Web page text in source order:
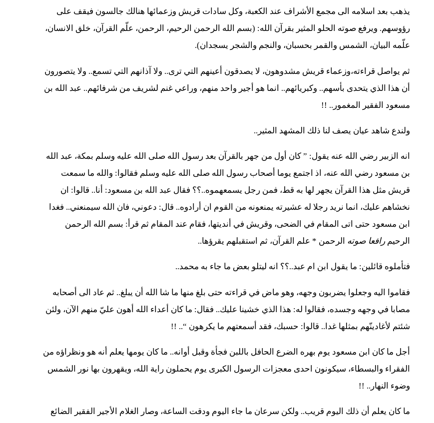
يذهب بعد اسلامه الى مجمع الأشراف عند الكعبة، وكل سادات قريش وزعمائها هنالك جالسون فيقف على
رؤوسهم. ويرفع صوته الحلو المثير بقرآن الله: (بسم الله الرحمن الرحيم، الرحمن، علّم القرآن، خلق الانسان،
علّمه البيان، الشمس والقمر بحسبان، والنجم والشجر يسجدان).
ثم يواصل قراءته،وزعماء قريش مشدوهون، لا يصدقون أعينهم التي ترى.. ولا آذانهم التي تسمع.. ولا يتصورون
أن هذا الذي يتحدى بأسهم.. وكبريائهم.. انما هو أجير واحد منهم، وراعي غنم لشريف من شرفائهم.. عبد الله بن
مسعود الفقير المغمور.. !!
ولندع شاهد عيان يصف لنا ذلك المشهد المثير..
انه الزبير رضي الله عنه يقول: ” كان أول من جهر بالقرآن بعد رسول الله صلى الله عليه وسلم بمكة، عبد الله
بن مسعود رضي الله عنه، اذ اجتمع يوما أصحاب رسول الله صلى الله عليه وسلم فقالوا: والله ما سمعت
قريش مثل هذا القرآن يجهر لها به قط، فمن رجل يسمعهموه..؟؟ فقال عبد الله بن مسعود: أنا.. قالوا: ان
نخشاهم عليك، انما نريد رجلا له عشيرته يمنعونه من القوم ان أرادوه.. قال: دعوني، فان الله سيمنعني.. فغدا
ابن مسعود حتى اتى المقام في الضحى، وقريش في أنديتها، فقام عند المقام ثم قرأ: بسم الله الرحمن
الرحيمرافعا صوته الرحمن * علم القرآن، ثم استقبلهم يقرؤها..
فتأملوه قائلين: ما يقول ابن ام عبد..؟؟ انه ليتلو بعض ما جاء به محمد..
فقاموا اليه وجعلوا يضربون وجهه، وهو ماض في قراءته حتى بلغ منها ما شا الله أن يبلغ.. ثم عاد الى أصحابه
مصابا في وجهه وجسده، فقالوا له: هذا الذي خشينا عليك.. فقال: ما كان أعداء الله أهون عليّ منهم الآن، ولئن
شئتم لأغادينّهم بمثلها غدا.. قالوا: حسبك، فقد أسمعتهم ما يكرهون “.. !!
أجل ما كان ابن مسعود يوم بهره الضرع الحافل باللبن فجأة وقبل أوانه.. ما كان يومها يعلم أنه هو ونظراؤه من
الفقراء والبسطاء، سيكونون احدى معجزات الرسول الكبرى يوم يحملون راية الله، ويقهرون بها نور الشمس
وضوء النهار.. !!
ما كان يعلم أن ذلك اليوم قريب.. ولكن سرعان ما جاء اليوم ودقت الساعة، وصار الغلام الأجير الفقير الضائع